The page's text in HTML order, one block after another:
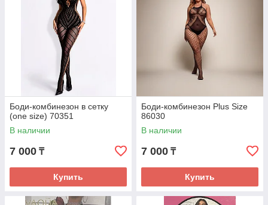
Боди-комбинезон в сетку
(one size) 70351
В наличии
7 000 ₸
Купить
Боди-комбинезон Plus Size
86030
В наличии
7 000 ₸
Купить